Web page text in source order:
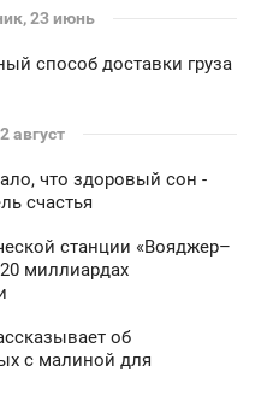
23 июнь
способ доставки груза
август
что здоровый сон -
счастья
станции «Вояджер–
миллиардах
об
с малиной для